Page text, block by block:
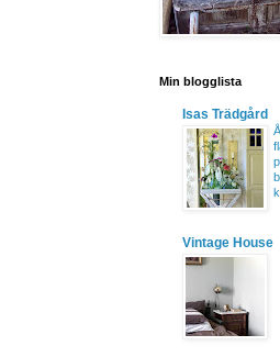
Min blogglista
Isas Trädgård
Vintage House